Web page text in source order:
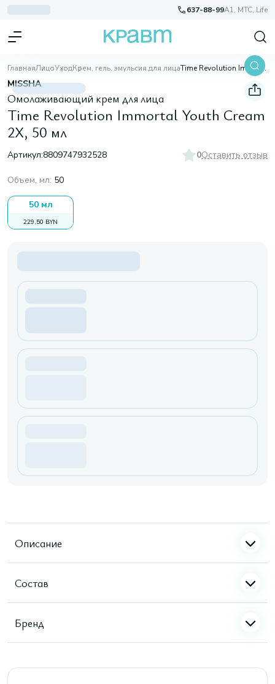
637-88-99A1, МТС, Life
ГлавнаяЛицоУходКрем, гель, эмульсия для лица Time Revolution Immortal Youth Cream 2X, 50 мл
MISSHA
Омолаживающий крем для лица
Time Revolution Immortal Youth Cream
2X, 50 мл
Артикул:8809747932528 0Оставить отзыв
Объем, мл: 50
50 мл
229,50 BYN
Описание
Состав
Бренд